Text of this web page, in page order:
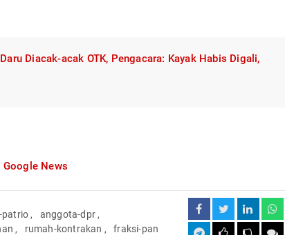
Diacak-acak OTK, Pengacara: Kayak Habis Digali,
Google News
patrio , anggota-dpr,
, rumah-kontrakan , fraksi-pan